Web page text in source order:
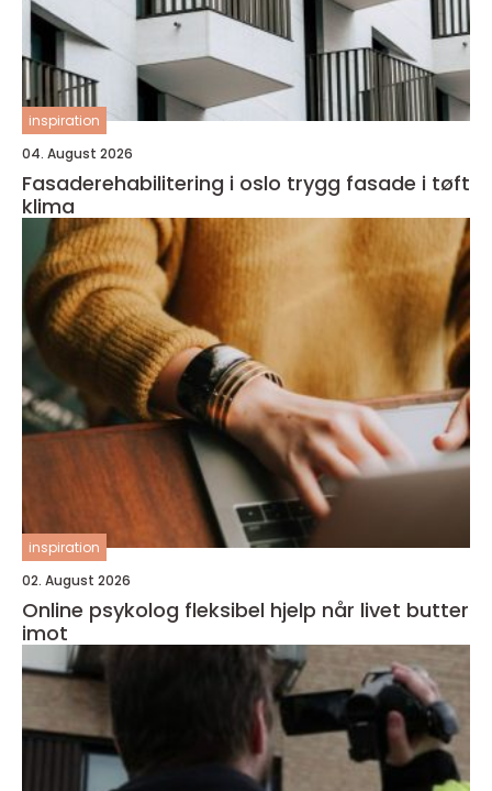
inspiration
04. August 2026
Fasaderehabilitering i oslo trygg fasade i tøft
klima
inspiration
02. August 2026
Online psykolog fleksibel hjelp når livet butter
imot